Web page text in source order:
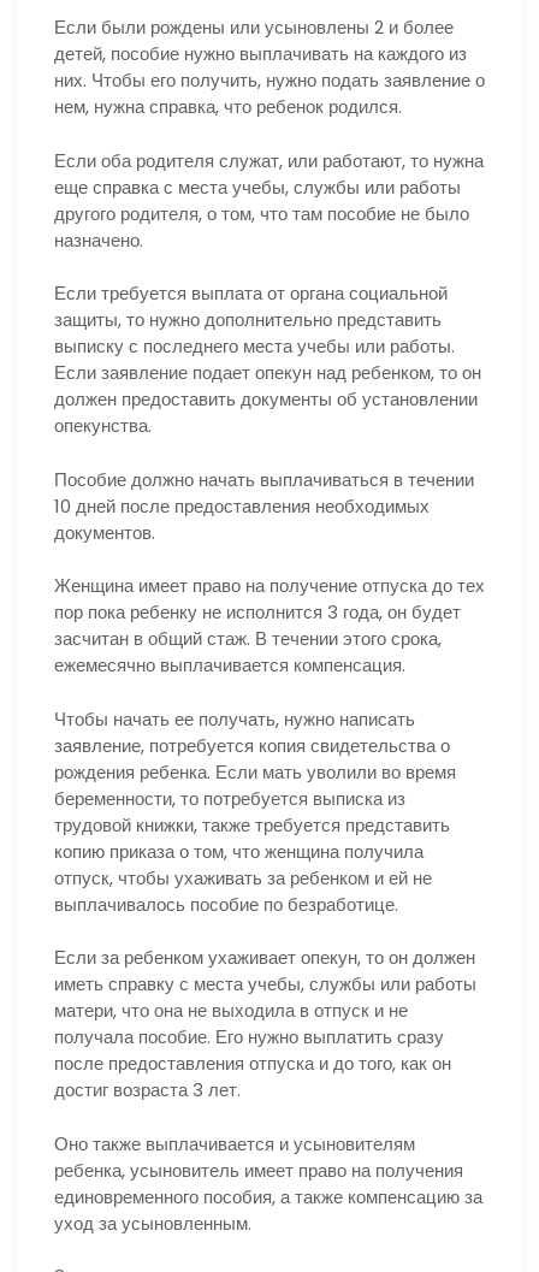
Если были рождены или усыновлены 2 и более
детей, пособие нужно выплачивать на каждого из
них. Чтобы его получить, нужно подать заявление о
нем, нужна справка, что ребенок родился.
Если оба родителя служат, или работают, то нужна
еще справка с места учебы, службы или работы
другого родителя, о том, что там пособие не было
назначено.
Если требуется выплата от органа социальной
защиты, то нужно дополнительно представить
выписку с последнего места учебы или работы.
Если заявление подает опекун над ребенком, то он
должен предоставить документы об установлении
опекунства.
Пособие должно начать выплачиваться в течении
10 дней после предоставления необходимых
документов.
Женщина имеет право на получение отпуска до тех
пор пока ребенку не исполнится 3 года, он будет
засчитан в общий стаж. В течении этого срока,
ежемесячно выплачивается компенсация.
Чтобы начать ее получать, нужно написать
заявление, потребуется копия свидетельства о
рождения ребенка. Если мать уволили во время
беременности, то потребуется выписка из
трудовой книжки, также требуется представить
копию приказа о том, что женщина получила
отпуск, чтобы ухаживать за ребенком и ей не
выплачивалось пособие по безработице.
Если за ребенком ухаживает опекун, то он должен
иметь справку с места учебы, службы или работы
матери, что она не выходила в отпуск и не
получала пособие. Его нужно выплатить сразу
после предоставления отпуска и до того, как он
достиг возраста 3 лет.
Оно также выплачивается и усыновителям
ребенка, усыновитель имеет право на получения
единовременного пособия, а также компенсацию за
уход за усыновленным.